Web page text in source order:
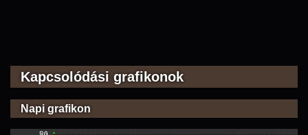
Kapcsolódási grafikonok
Napi grafikon